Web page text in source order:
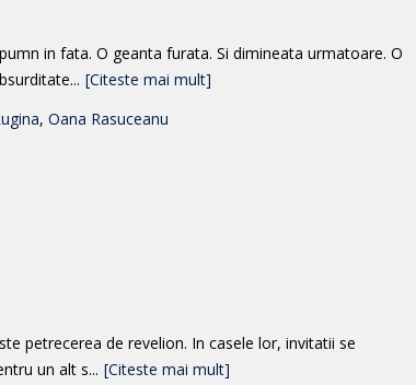
in fata. O geanta furata. Si dimineata urmatoare. O
[Citeste mai mult]
, Oana Rasuceanu
petrecerea de revelion. In casele lor, invitatii se
un alt s... [Citeste mai mult]